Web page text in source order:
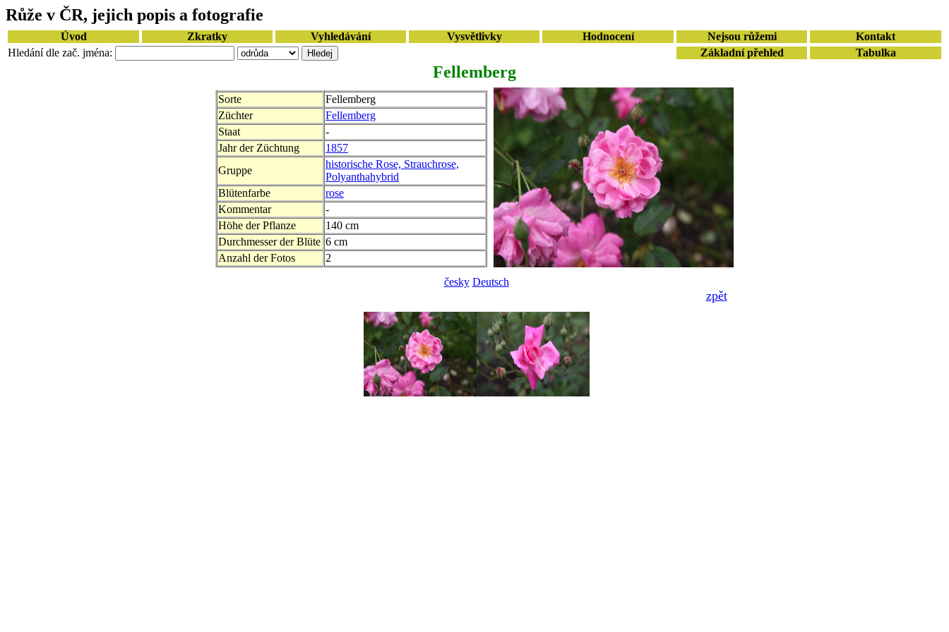
Růže v ČR, jejich popis a fotografie
Úvod Zkratky Vyhledávání Vysvětlivky Hodnocení Nejsou růžemi
Kontakt
Hledání dle zač. jména:
Základní přehled Tabulka
Fellemberg
Sorte
Fellemberg
Züchter
Fellemberg
Staat
-
Jahr der Züchtung
1857
Gruppe
historische Rose, Strauchrose,
Polyanthahybrid
Blütenfarbe
rose
Kommentar
-
Höhe der Pflanze
140 cm
Durchmesser der Blüte 6 cm
Anzahl der Fotos
2
česky Deutsch
zpět